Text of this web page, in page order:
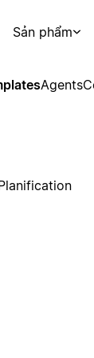
Sản phẩm
Agents